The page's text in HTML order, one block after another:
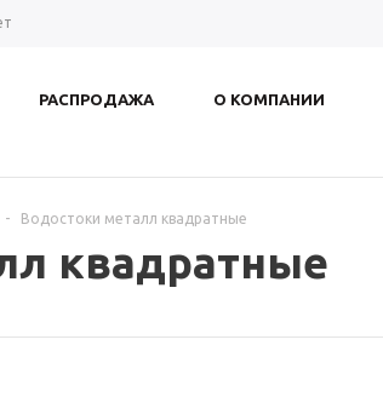
РАСПРОДАЖА О КОМПАНИИ
- Водостоки металл квадратные
квадратные